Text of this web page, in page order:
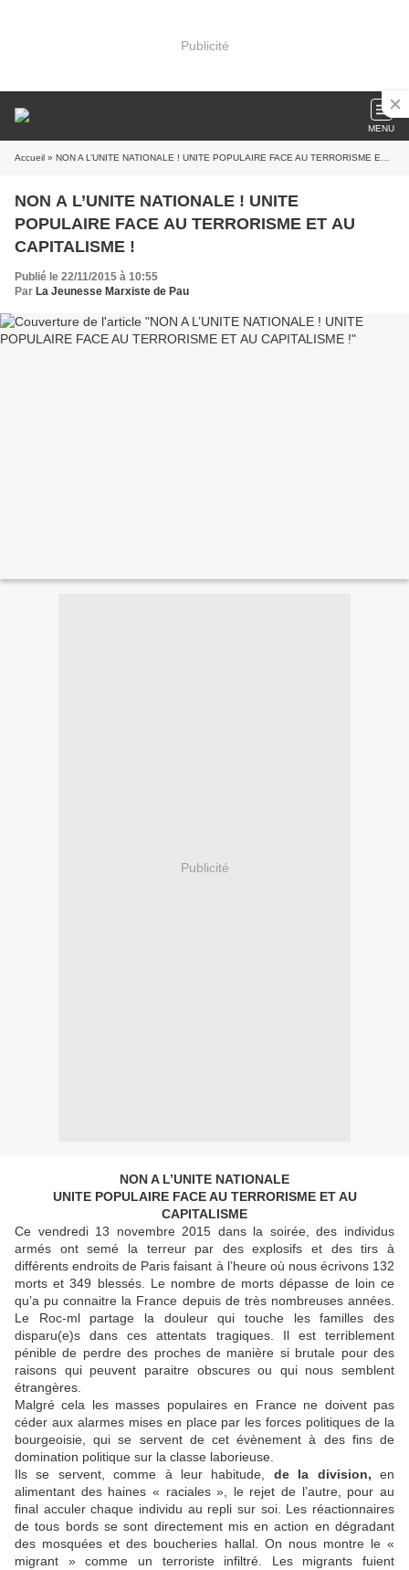
Publicité
MENU
Accueil » NON A L’UNITE NATIONALE ! UNITE POPULAIRE FACE AU TERRORISME ET AU CAPITALISME !
NON A L’UNITE NATIONALE ! UNITE
POPULAIRE FACE AU TERRORISME ET AU
CAPITALISME !
Publié le 22/11/2015 à 10:55
Par La Jeunesse Marxiste de Pau
Publicité
NON A L’UNITE NATIONALE
UNITE POPULAIRE FACE AU TERRORISME ET AU
CAPITALISME
Ce vendredi 13 novembre 2015 dans la soirée, des individus
armés ont semé la terreur par des explosifs et des tirs à
différents endroits de Paris faisant à l’heure où nous écrivons 132
morts et 349 blessés. Le nombre de morts dépasse de loin ce
qu’a pu connaitre la France depuis de très nombreuses années.
Le Roc-ml partage la douleur qui touche les familles des
disparu(e)s dans ces attentats tragiques. Il est terriblement
pénible de perdre des proches de manière si brutale pour des
raisons qui peuvent paraitre obscures ou qui nous semblent
étrangères.
Malgré cela les masses populaires en France ne doivent pas
céder aux alarmes mises en place par les forces politiques de la
bourgeoisie, qui se servent de cet évènement à des fins de
domination politique sur la classe laborieuse.
Ils se servent, comme à leur habitude, de la division, en
alimentant des haines « raciales », le rejet de l’autre, pour au
final acculer chaque individu au repli sur soi. Les réactionnaires
de tous bords se sont directement mis en action en dégradant
des mosquées et des boucheries hallal. On nous montre le «
migrant » comme un terroriste infiltré. Les migrants fuient